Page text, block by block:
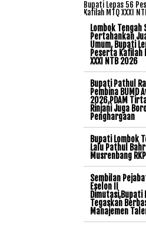
Lombok Tengah
Pertahankan
Umum, Bupati
Peserta Kafilah
XXXI NTB 2026
Bupati Pathul
Pembina BUMD
2026,PDAM
Rinjani Juga
Penghargaan
Bupati Lombok
Lalu Pathul
Musrenbang
Sembilan
Eselon II
Dimutasi,Bupati
Tegaskan
Manajemen